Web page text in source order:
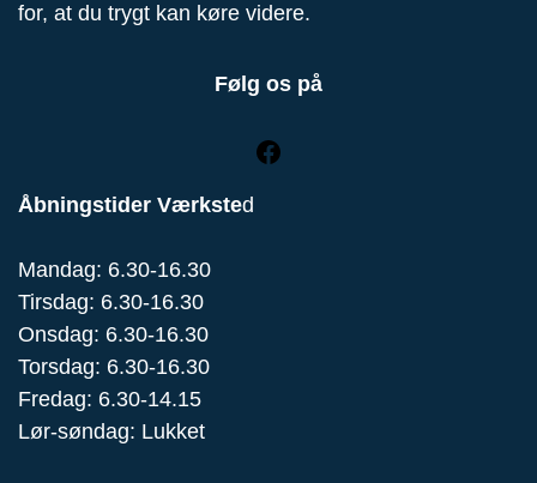
for, at du trygt kan køre videre.
Følg os på
Åbningstider Værksted
Mandag: 6.30-16.30
Tirsdag: 6.30-16.30
Onsdag: 6.30-16.30
Torsdag: 6.30-16.30
Fredag: 6.30-14.15
Lør-søndag: Lukket